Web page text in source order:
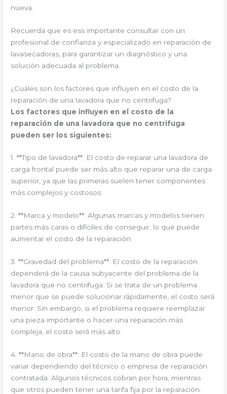
nueva.
Recuerda que es ess importante consultar con un
profesional de confianza y especializado en reparación de
lavasecadoras, para garantizar un diagnóstico y una
solución adecuada al problema.
¿Cuáles son los factores que influyen en el costo de la
reparación de una lavadora que no centrifuga?
Los factores que influyen en el costo de la
reparación de una lavadora que no centrifuga
pueden ser los siguientes:
1. **Tipo de lavadora**: El costo de reparar una lavadora de
carga frontal puede ser más alto que reparar una de carga
superior, ya que las primeras suelen tener componentes
más complejos y costosos.
2. **Marca y modelo**: Algunas marcas y modelos tienen
partes más caras o difíciles de conseguir, lo que puede
aumentar el costo de la reparación.
3. **Gravedad del problema**: El costo de la reparación
dependerá de la causa subyacente del problema de la
lavadora que no centrifuga. Si se trata de un problema
menor que se puede solucionar rápidamente, el costo será
menor. Sin embargo, si el problema requiere reemplazar
una pieza importante o hacer una reparación más
compleja, el costo será más alto.
4. **Mano de obra**: El costo de la mano de obra puede
variar dependiendo del técnico o empresa de reparación
contratada. Algunos técnicos cobran por hora, mientras
que otros pueden tener una tarifa fija por la reparación.